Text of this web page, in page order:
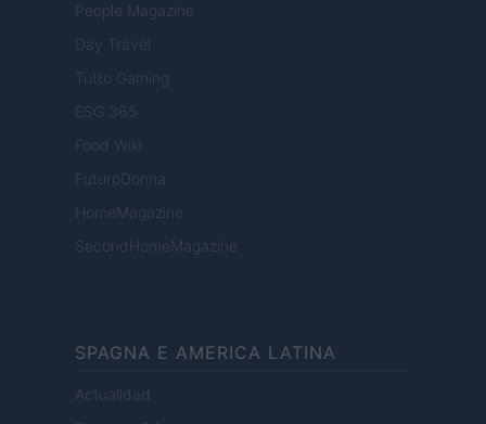
People Magazine
Day Travel
Tutto Gaming
ESG 365
Food Wiki
FuturoDonna
HomeMagazine
SecondHomeMagazine
SPAGNA E AMERICA LATINA
Actualidad